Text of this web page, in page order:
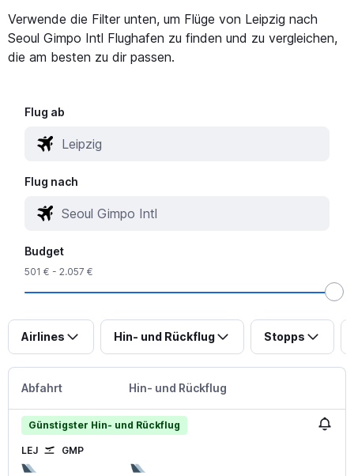
Verwende die Filter unten, um Flüge von Leipzig nach
Seoul Gimpo Intl Flughafen zu finden und zu vergleichen,
die am besten zu dir passen.
Flug ab
Flug nach
Budget
501 € - 2.057 €
Airlines Hin- und Rückflug Stopps
Abfahrt Hin- und Rückflug
Günstigster Hin- und Rückflug
LEJ GMP